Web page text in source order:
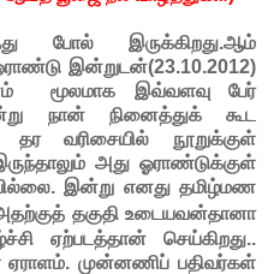
போல் இருக்கிறது.ஆம்
இன்றுடன்(23.10.2012)
மூலமாக இவ்வளவு பேர்
நான் நினைத்துக் கூட
வரிசையில் நூறுக்குள்
அது ஓராண்டுக்குள்
இன்று எனது தமிழ்மண
தகுதி உடையவன்தானா
ஏற்படத்தான் செய்கிறது..
ஏராளம். முன்னணிப் பதிவர்கள்